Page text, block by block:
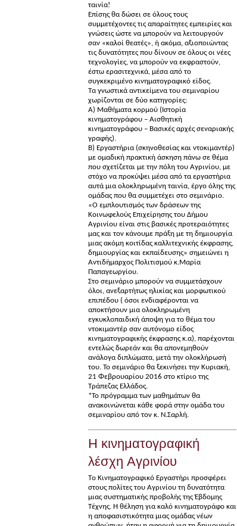
ταινία!
Επίσης θα δώσει σε όλους τους
συμμετέχοντες τις απαραίτητες εμπειρίες και
γνώσεις ώστε να μπορούν να λειτουργούν
σαν «καλοί θεατές», ή ακόμα, αξιοποιώντας
τις δυνατότητες που δίνουν σε όλους οι νέες
τεχνολογίες, να μπορούν να εκφραστούν,
έστω ερασιτεχνικά, μέσα από το
συγκεκριμένο κινηματογραφικό είδος.
Τα γνωστικά αντικείμενα του σεμιναρίου
χωρίζονται σε δύο κατηγορίες:
Α) Μαθήματα κορμού (Ιστορία
κινηματογράφου – Αισθητική
κινηματογράφου – Βασικές αρχές σεναριακής
γραφής).
Β) Εργαστήρια (σκηνοθεσίας και ντοκιμαντέρ)
με ομαδική πρακτική άσκηση πάνω σε θέμα
που σχετίζεται με την πόλη του Αγρινίου, με
στόχο να προκύψει μέσα από τα εργαστήρια
αυτά μια ολοκληρωμένη ταινία, έργο όλης της
ομάδας που θα συμμετέχει στο σεμινάριο.
«Ο εμπλουτισμός των δράσεων της
Κοινωφελούς Επιχείρησης του Δήμου
Αγρινίου είναι στις βασικές προτεραιότητες
μας και τον κάνουμε πράξη με τη δημιουργία
μιας ακόμη κοιτίδας καλλιτεχνικής έκφρασης,
δημιουργίας και εκπαίδευσης» σημειώνει η
Αντιδήμαρχος Πολιτισμού κ.Μαρία
Παπαγεωργίου.
Στο σεμινάριο μπορούν να συμμετάσχουν
όλοι, ανεξαρτήτως ηλικίας και μορφωτικού
επιπέδου ( όσοι ενδιαφέρονται να
αποκτήσουν μια ολοκληρωμένη
εγκυκλοπαιδική άποψη για το θέμα του
ντοκιμαντέρ σαν αυτόνομο είδος
κινηματογραφικής έκφρασης κ.α), παρέχονται
εντελώς δωρεάν και θα απονεμηθούν
ανάλογα διπλώματα, μετά την ολοκλήρωσή
του. Το σεμινάριο θα ξεκινήσει την Κυριακή,
21 Φεβρουαρίου 2016 στο κτίριο της
Τράπεζας Ελλάδος.
*Το πρόγραμμα των μαθημάτων θα
ανακοινώνεται κάθε φορά στην ομάδα του
σεμιναρίου από τον κ. Ν.Σαρλή.
Η κινηματογραφική
λέσχη Αγρινίου
Τo Κινηματογραφικό Εργαστήρι προσφέρει
στους πολίτες του Αγρινίου τη δυνατότητα
μιας συστηματικής προβολής της Έβδομης
Τέχνης. Η θέληση για καλό κινηματογράφο και
η αποφασιστικότητα μιας ομάδας νέων